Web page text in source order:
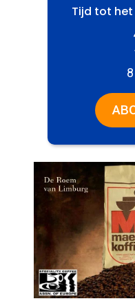
Tijd tot